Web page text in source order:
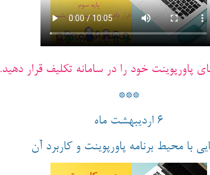
پاورپوینت خود را در سامانه تکلیف قرار دهید.
***
6 اردیبهشت ماه
با محیط برنامه پاورپوینت و کاربرد آن